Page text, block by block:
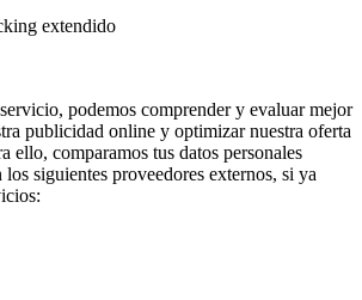
extendido
podemos comprender y evaluar mejor
publicidad online y optimizar nuestra oferta
ello, comparamos tus datos personales
los siguientes proveedores externos, si ya